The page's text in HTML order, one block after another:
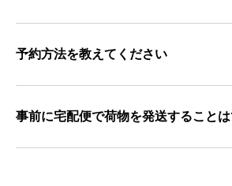
予約方法を教えてください
事前に宅配便で荷物を発送すること